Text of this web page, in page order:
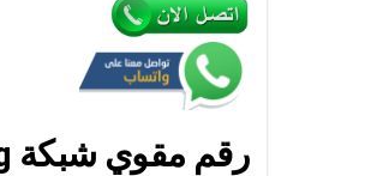
رقم مقوي شبكة 5g الفردوس